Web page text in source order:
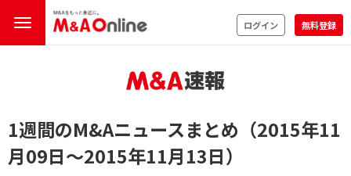
ログイン 無料登録
1週間のM&Aニュースまとめ（2015年11
月09日〜2015年11月13日）